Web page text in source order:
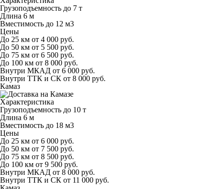
Грузоподъемность до 7 т
Длина 6 м
Вместимость до 12 м3
Цены
До 25 км от 4 000 руб.
До 50 км от 5 500 руб.
До 75 км от 6 500 руб.
До 100 км от 8 000 руб.
Внутри МКАД от 6 000 руб.
Внутри ТТК и СК от 8 000 руб.
Камаз
Характеристика
Грузоподъемность до 10 т
Длина 6 м
Вместимость до 18 м3
Цены
До 25 км от 6 000 руб.
До 50 км от 7 500 руб.
До 75 км от 8 500 руб.
До 100 км от 9 500 руб.
Внутри МКАД от 8 000 руб.
Внутри ТТК и СК от 11 000 руб.